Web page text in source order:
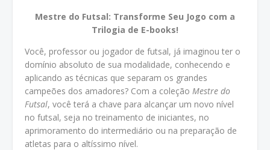
Mestre do Futsal: Transforme Seu Jogo com a
Trilogia de E-books!
Você, professor ou jogador de futsal, já imaginou ter o
domínio absoluto de sua modalidade, conhecendo e
aplicando as técnicas que separam os grandes
campeões dos amadores? Com a coleção Mestre do
Futsal, você terá a chave para alcançar um novo nível
no futsal, seja no treinamento de iniciantes, no
aprimoramento do intermediário ou na preparação de
atletas para o altíssimo nível.